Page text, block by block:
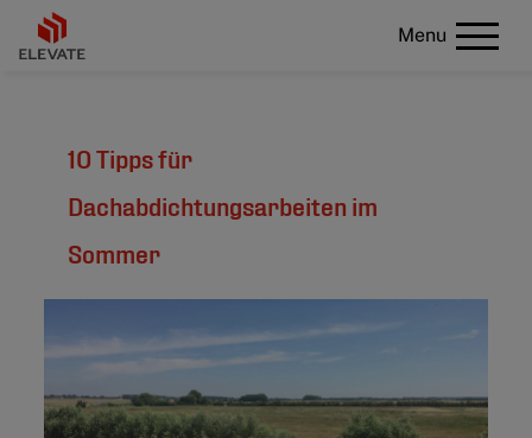
Menu
10 Tipps für
Dachabdichtungsarbeiten im
Sommer